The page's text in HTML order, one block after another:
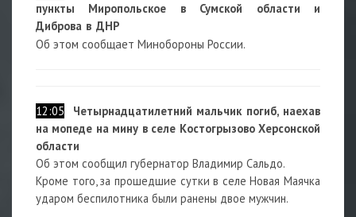
пункты Миропольское в Сумской области и
Диброва в ДНР
Об этом сообщает Минобороны России.
12:05
Четырнадцатилетний мальчик погиб, наехав
на мопеде на мину в селе Костогрызово Херсонской
области
Об этом сообщил губернатор Владимир Сальдо.
Кроме того, за прошедшие сутки в селе Новая Маячка
ударом беспилотника были ранены двое мужчин.